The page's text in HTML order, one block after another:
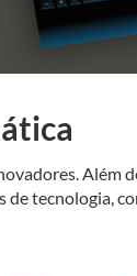
tecnologia,
conosco e